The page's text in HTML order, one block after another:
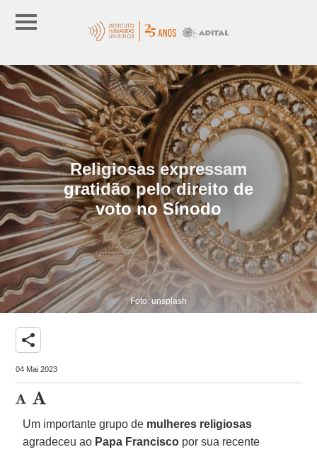
Religiosas expressam
gratidão pelo direito de
voto no Sínodo
Foto: unsplash
share
04 Mai 2023
Um importante grupo de mulheres religiosas
agradeceu ao Papa Francisco por sua recente